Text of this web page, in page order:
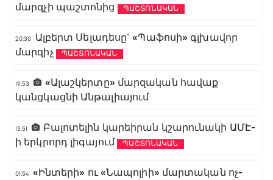
մարզչի պաշտոնից
ՊԱՇՏՈՆԱԿԱՆ
20:30
Ալբերտ Սելադեսը` «Պաֆոսի» գլխավոր
մարզիչ
ՊԱՇՏՈՆԱԿԱՆ
19:53
«Ալաշկերտը» մարզական հավաք
կանցկացնի Անթալիայում
13:51
Բալոտելին կարեիրան կշարունակի ԱՄԷ-
ի երկրորդ լիգայում
ՊԱՇՏՈՆԱԿԱՆ
01:54 «Ինտերի» ու «Նապոլիի» մարտական ոչ-